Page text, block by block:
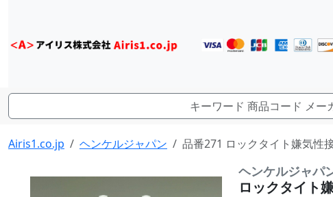
Airis1.co.jp ヘンケルジャパン 品番271 ロックタイト嫌気性
ヘンケルジャパ
ロックタイト